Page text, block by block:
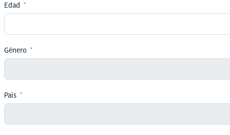
Edad
Género
País